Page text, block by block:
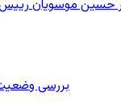
حسین موسویان رییس
بررسی